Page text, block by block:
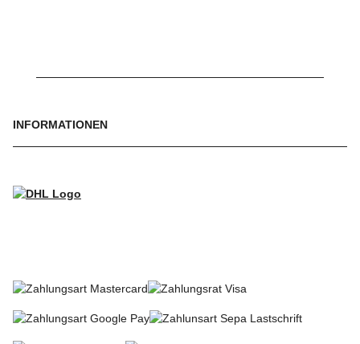
INFORMATIONEN